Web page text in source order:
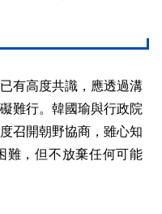
有高度共識，應透過溝
難行。韓國瑜與行政院
召開朝野協商，雖心知
難，但不放棄任何可能